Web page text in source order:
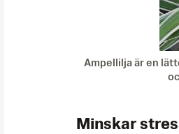
Ampellilja är en
Minskar